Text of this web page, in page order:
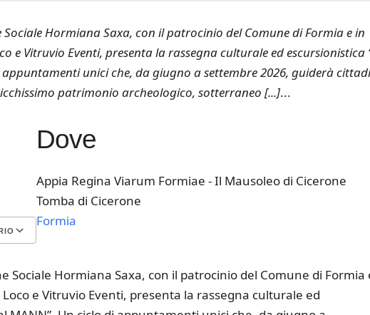
Sociale Hormiana Saxa, con il patrocinio del Comune di Formia e in
e Vitruvio Eventi, presenta la rassegna culturale ed escursionistica
appuntamenti unici che, da giugno a settembre 2026, guiderà
patrimonio archeologico, sotterraneo [...]...
Dove
Appia Regina Viarum Formiae - Il Mausoleo di Cicerone
Tomba di Cicerone
Formia
Sociale Hormiana Saxa, con il patrocinio del Comune di Formia
e Vitruvio Eventi, presenta la rassegna culturale ed